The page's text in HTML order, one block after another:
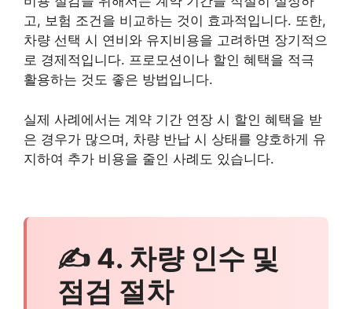
고, 보험 조건을 비교하는 것이 효과적입니다. 또한,
차량 선택 시 연비와 유지비용을 고려하면 장기적으
로 경제적입니다. 프로모션이나 할인 혜택을 적극
활용하는 것도 좋은 방법입니다.
실제 사례에서는 계약 기간 연장 시 할인 혜택을 받
은 경우가 많으며, 차량 반납 시 상태를 양호하게 유
지하여 추가 비용을 줄인 사례도 있습니다.
✍ 4. 차량 인수 및
점검 절차